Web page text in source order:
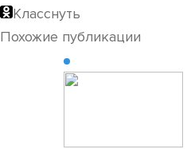
Класснуть
Похожие публикации